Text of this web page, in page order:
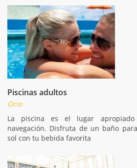
Piscinas adultos
Ocio
La piscina es el lugar
navegación. Disfruta de un baño
sol con tu bebida favorita